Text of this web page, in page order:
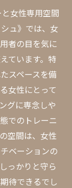
指そう
例
定
のテクニッ
効果
ツ
ト体制
を手に入れ
女性専用空間
ュ》では、女
者の目を気に
ています。特
スペースを備
女性にとって
グに専念しや
でのトレーニ
空間は、女性
ベーションの
っかりと守ら
待できるでし